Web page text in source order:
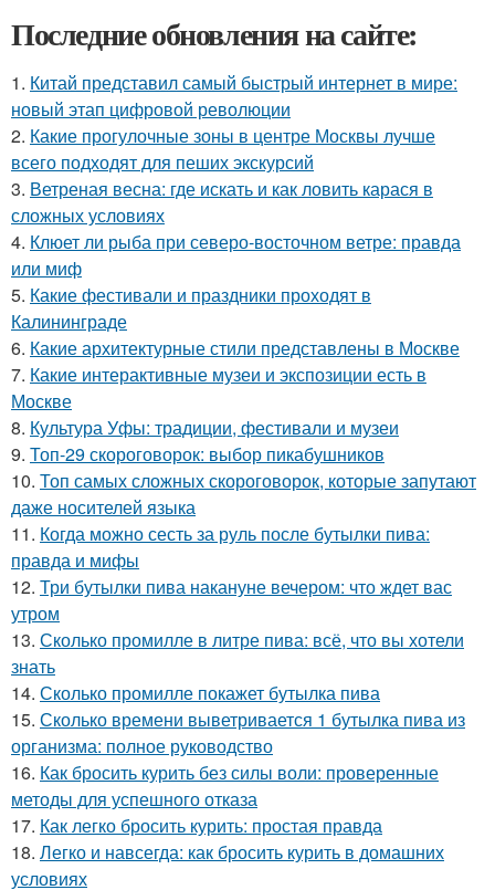
Последние обновления на сайте:
1. Китай представил самый быстрый интернет в мире:
новый этап цифровой революции
2. Какие прогулочные зоны в центре Москвы лучше
всего подходят для пеших экскурсий
3. Ветреная весна: где искать и как ловить карася в
сложных условиях
4. Клюет ли рыба при северо-восточном ветре: правда
или миф
5. Какие фестивали и праздники проходят в
Калининграде
6. Какие архитектурные стили представлены в Москве
7. Какие интерактивные музеи и экспозиции есть в
Москве
8. Культура Уфы: традиции, фестивали и музеи
9. Топ-29 скороговорок: выбор пикабушников
10. Топ самых сложных скороговорок, которые запутают
даже носителей языка
11. Когда можно сесть за руль после бутылки пива:
правда и мифы
12. Три бутылки пива накануне вечером: что ждет вас
утром
13. Сколько промилле в литре пива: всё, что вы хотели
знать
14. Сколько промилле покажет бутылка пива
15. Сколько времени выветривается 1 бутылка пива из
организма: полное руководство
16. Как бросить курить без силы воли: проверенные
методы для успешного отказа
17. Как легко бросить курить: простая правда
18. Легко и навсегда: как бросить курить в домашних
условиях